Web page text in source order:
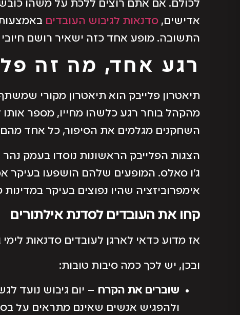
לכולם. אם אתם רוצים ללכת על משהו
אדישים,סדנאות לגיבוש העובדים
התשובה. מופע אחד כזה ישאיר רושם חיובי
רגע אחד, מה זה
תיאטרון פלייבק הוא תיאטרון מקורי
מהקהל בוחר רגע כלשהו מחייו, מספר
השחקנים מגלמים את הסיפור, כל אחד
ג’ו סאלס. המופעים שלהם הושפעו בעיקר
אימפרוביזציה שהיו נפוצים בעיקר במדינות
קחו את העובדים לסדנת אילתורים
אז מדוע כדאי לארגן לעובדים סדנאות
ובכן, יש לכך כמה סיבות טובות:
שוברים את הקרח – יום גיבוש נועד
ולהפגיש אנשים שאינם מתראים על